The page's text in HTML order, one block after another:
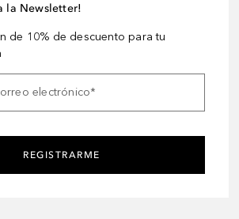
la Newsletter!
de 10% de descuento para tu
electrónico*
REGISTRARME